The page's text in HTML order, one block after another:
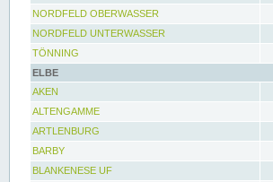
NORDFELD OBERWASSER
NORDFELD UNTERWASSER
TÖNNING
ELBE
AKEN
ALTENGAMME
ARTLENBURG
BARBY
BLANKENESE UF